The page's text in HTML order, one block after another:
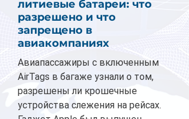
литиевые батареи: что
разрешено и что
запрещено в
авиакомпаниях
Авиапассажиры с включенным
AirTags в багаже узнали о том,
разрешены ли крошечные
устройства слежения на рейсах.